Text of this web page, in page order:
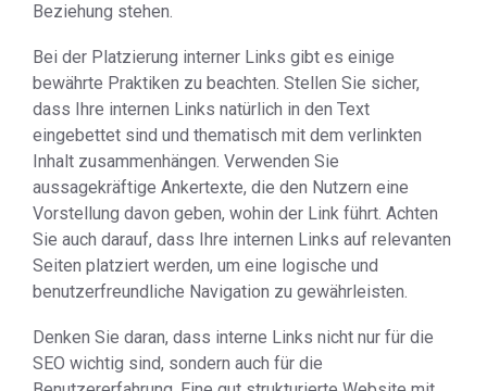
Beziehung stehen.
Bei der Platzierung interner Links gibt es einige
bewährte Praktiken zu beachten. Stellen Sie sicher,
dass Ihre internen Links natürlich in den Text
eingebettet sind und thematisch mit dem verlinkten
Inhalt zusammenhängen. Verwenden Sie
aussagekräftige Ankertexte, die den Nutzern eine
Vorstellung davon geben, wohin der Link führt. Achten
Sie auch darauf, dass Ihre internen Links auf relevanten
Seiten platziert werden, um eine logische und
benutzerfreundliche Navigation zu gewährleisten.
Denken Sie daran, dass interne Links nicht nur für die
SEO wichtig sind, sondern auch für die